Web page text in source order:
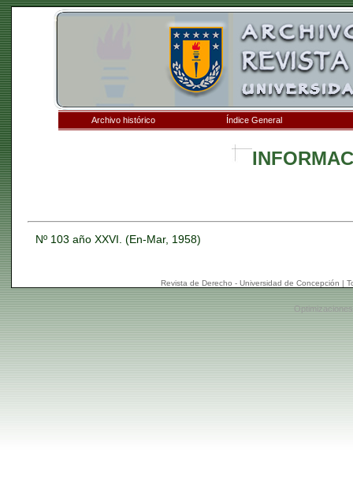
Archivo histórico Índice General
Nº 103 año XXVI. (En-Mar, 1958)
Revista de Derecho - Universidad de Concepción |